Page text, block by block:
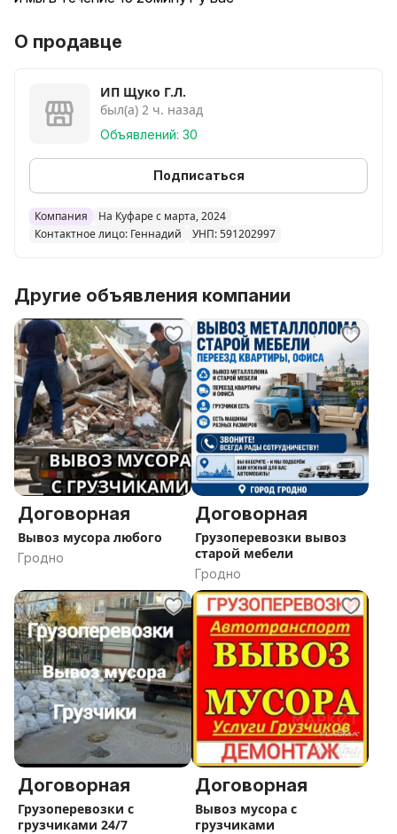
О продавце
ИП Щуко Г.Л.
был(а) 2 ч. назад
Объявлений: 30
Подписаться
Компания
На Куфаре с марта, 2024
Контактное лицо: Геннадий
УНП: 591202997
Другие объявления компании
Договорная
Вывоз мусора любого
Гродно
Договорная
Грузоперевозки вывоз
старой мебели
Гродно
Договорная
Грузоперевозки с
грузчиками 24/7
Договорная
Вывоз мусора с
грузчиками